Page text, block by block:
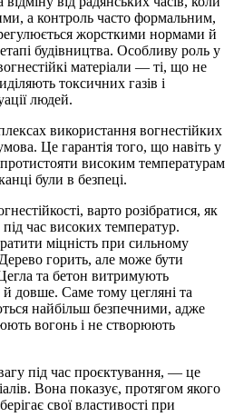
а контроль часто формальним,
жорсткими нормами й
будівництва. Особливу роль у
матеріали — ті, що не
токсичних газів і
людей.
використання вогнестійких
Це гарантія того, що навіть у
високим температурам
були в безпеці.
варто розібратися, як
під час високих температур.
міцність при сильному
горить, але може бути
та бетон витримують
довше. Саме тому цегляні та
найбільш безпечними, адже
вогонь і не створюють
під час проєктування, — це
Вона показує, протягом якого
свої властивості при